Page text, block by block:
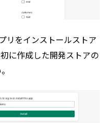
リをインストールストア
に作成した開発ストアの